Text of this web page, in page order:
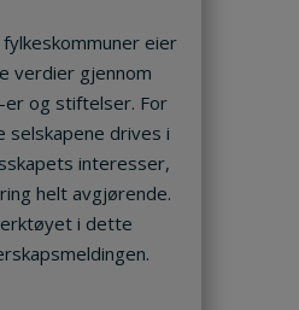
eier
verdier gjennom
er og stiftelser. For
selskapene drives i
interesser,
helt avgjørende.
i dette